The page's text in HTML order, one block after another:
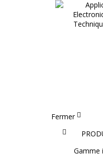
Fermer
Accueil
Gamme